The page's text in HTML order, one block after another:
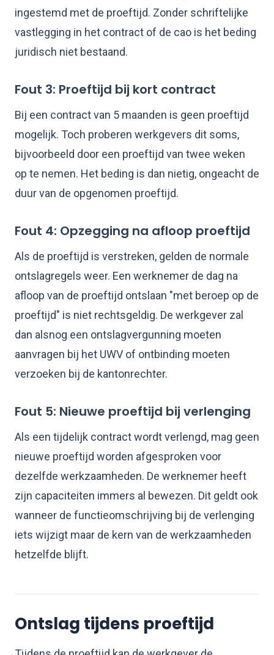
ingestemd met de proeftijd. Zonder schriftelijke
vastlegging in het contract of de cao is het beding
juridisch niet bestaand.
Fout 3: Proeftijd bij kort contract
Bij een contract van 5 maanden is geen proeftijd
mogelijk. Toch proberen werkgevers dit soms,
bijvoorbeeld door een proeftijd van twee weken
op te nemen. Het beding is dan nietig, ongeacht de
duur van de opgenomen proeftijd.
Fout 4: Opzegging na afloop proeftijd
Als de proeftijd is verstreken, gelden de normale
ontslagregels weer. Een werknemer de dag na
afloop van de proeftijd ontslaan "met beroep op de
proeftijd" is niet rechtsgeldig. De werkgever zal
dan alsnog een ontslagvergunning moeten
aanvragen bij het UWV of ontbinding moeten
verzoeken bij de kantonrechter.
Fout 5: Nieuwe proeftijd bij verlenging
Als een tijdelijk contract wordt verlengd, mag geen
nieuwe proeftijd worden afgesproken voor
dezelfde werkzaamheden. De werknemer heeft
zijn capaciteiten immers al bewezen. Dit geldt ook
wanneer de functieomschrijving bij de verlenging
iets wijzigt maar de kern van de werkzaamheden
hetzelfde blijft.
Ontslag tijdens proeftijd